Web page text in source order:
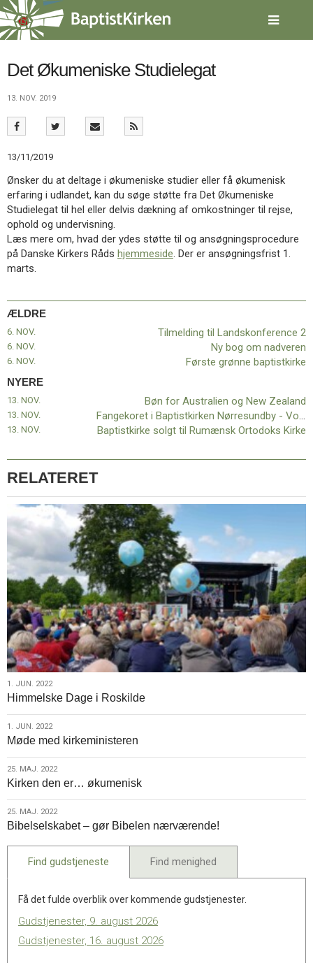
Spring
menu
over
gå
indholdVend
forsiden
1.0:
Forside
3.0:
Kalender
4.0:
Inspiration
5.0:
Værktøjskassen
6.0:
Mission
7.0:
Om
BaptistKirken
8.0:
Kontakt
Nyheder
11.0:
Kalender
12.0:
Inspiration
13.0:
Værktøjskassen
14.0:
Mission
15.0:
Om
BaptistKirken
16.0:
Kontakt
Næste
Bøn
for
New
Zealand
Forrige
indlæg:
Tilmelding
Landskonference
Det Økumeniske Studielegat
13. NOV. 2019
13/11/2019
Ønsker du at deltage i økumeniske studier eller få økumenisk
erfaring i udlandet, kan du søge støtte fra Det Økumeniske
Studielegat til hel eller delvis dækning af omkostninger til rejse,
ophold og undervisning.
Læs mere om, hvad der ydes støtte til og ansøgningsprocedure
på Danske Kirkers Råds hjemmeside. Der er ansøgningsfrist 1.
marts.
ÆLDRE
6. NOV. Tilmelding til Landskonference 2
6. NOV. Ny bog om nadveren
6. NOV. Første grønne baptistkirke
NYERE
Bøn for Australien og New Zealand
13. NOV.
Fangekoret i Baptistkirken Nørresundby - Vodskov
13. NOV.
Baptistkirke solgt til Rumænsk Ortodoks Kirke
13. NOV.
RELATERET
1.
jun.
2022
1. JUN. 2022
Himmelske Dage i Roskilde
1.
jun.
2022
1. JUN. 2022
Møde med kirkeministeren
25.
maj.
2022
25. MAJ. 2022
Kirken den er… økumenisk
25.
maj.
2022
25. MAJ. 2022
Bibelselskabet – gør Bibelen nærværende!
Find gudstjeneste Find menighed
Få det fulde overblik over kommende gudstjenester.
Gudstjenester, 9. august 2026
Gudstjenester, 16. august 2026